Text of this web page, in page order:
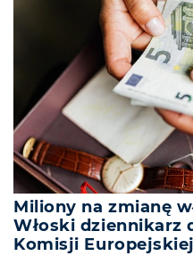
Miliony na zmianę
Włoski dziennikarz
Komisji Europejskiej